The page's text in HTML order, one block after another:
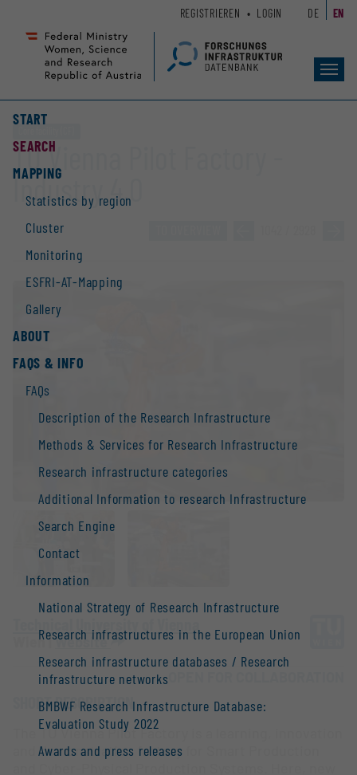
Seiteninhalt
Accesskey
Hauptnavigation
Accesskey
START
SEARCH
MAPPING
Statistics by region
Cluster
Monitoring
ESFRI-AT-Mapping
Gallery
ABOUT
FAQS & INFO
FAQs
Description of the Research Infrastructure
Methods & Services for Research Infrastructure
Research infrastructure categories
Additional Information to research Infrastructure
Search Engine
Contact
Information
National Strategy of Research Infrastructure
Research infrastructures in the European Union
Research infrastructure databases / Research
infrastructure networks
BMBWF Research Infrastructure Database:
Evaluation Study 2022
Awards and press releases
REGISTRIEREN LOGIN DE EN
TU Vienna Pilot Factory -
Industry 4.0
Wien |Website
SHORT DESCRIPTION
The TU Vienna Pilot Factory is a learning, innovation
and demonstration factory for Smart Production